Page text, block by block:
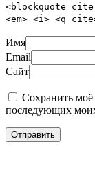
<blockquote
<em> <i> <q
Имя
Email
Сайт
Сохранить моё
последующих